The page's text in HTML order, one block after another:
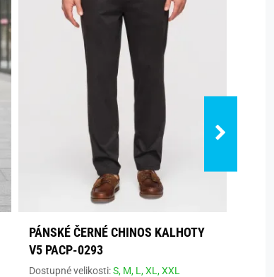
PÁNSKÉ ČERNÉ CHINOS KALHOTY
V5 PACP-0293
Dostupné velikosti:S, M, L,XL,XXL